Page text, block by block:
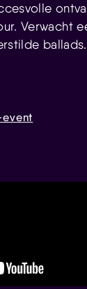
Verwacht
ballads.